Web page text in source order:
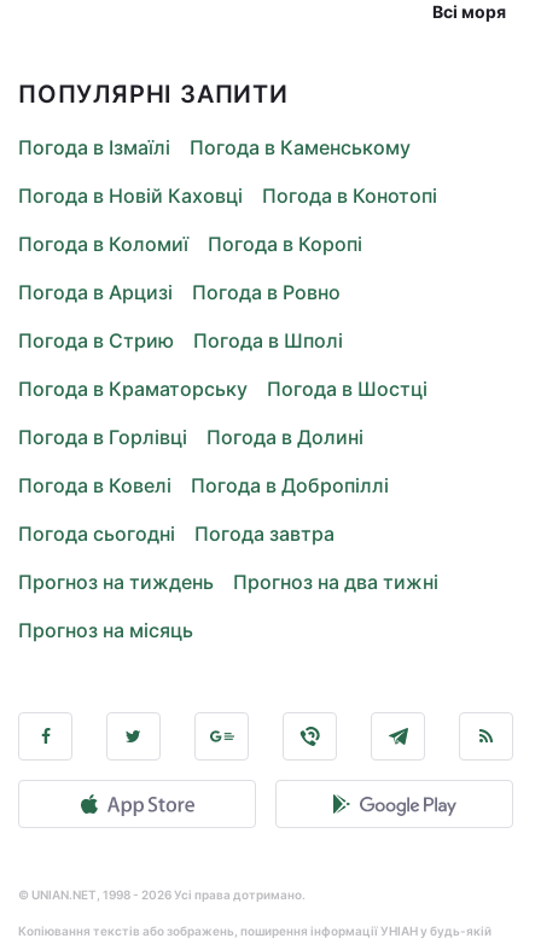
Всі моря
ПОПУЛЯРНІ ЗАПИТИ
Погода в Ізмаїлі
Погода в Каменському
Погода в Новій Каховці
Погода в Конотопі
Погода в Коломиї
Погода в Коропі
Погода в Арцизі
Погода в Ровно
Погода в Стрию
Погода в Шполі
Погода в Краматорську
Погода в Шостці
Погода в Горлівці
Погода в Долині
Погода в Ковелі
Погода в Добропіллі
Погода сьогодні
Погода завтра
Прогноз на тиждень
Прогноз на два тижні
Прогноз на місяць
© UNIAN.NET, 1998 - 2026 Усі права дотримано.
Копіювання текстів або зображень, поширення інформації УНІАН у будь-якій